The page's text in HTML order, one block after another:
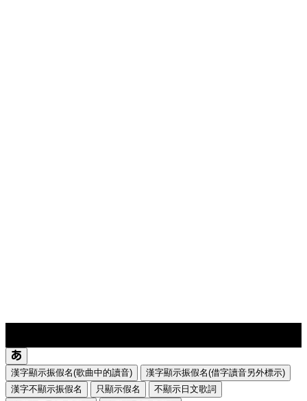
漢字顯示振假名(歌曲中的讀音)
漢字顯示振假名(借字讀音另外標示)
漢字不顯示振假名
只顯示假名
不顯示日文歌詞